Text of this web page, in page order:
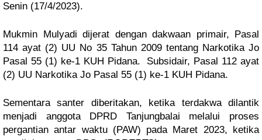
Senin (17/4/2023).
Mukmin Mulyadi dijerat dengan dakwaan primair, Pasal
114 ayat (2) UU No 35 Tahun 2009 tentang Narkotika Jo
Pasal 55 (1) ke-1 KUH Pidana. Subsidair, Pasal 112 ayat
(2) UU Narkotika Jo Pasal 55 (1) ke-1 KUH Pidana.
Sementara santer diberitakan, ketika terdakwa dilantik
menjadi anggota DPRD Tanjungbalai melalui proses
pergantian antar waktu (PAW) pada Maret 2023, ketika